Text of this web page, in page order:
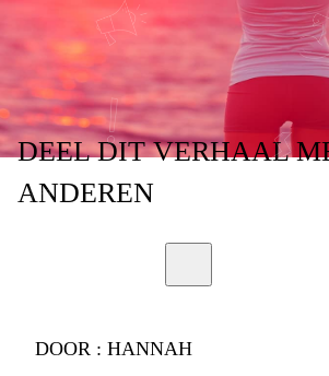
DEELDIT VERHAAL
ANDEREN
DOOR : HANNAH